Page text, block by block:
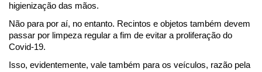
higienização das mãos.
Não para por aí, no entanto. Recintos e objetos também devem
passar por limpeza regular a fim de evitar a proliferação do
Covid-19.
Isso, evidentemente, vale também para os veículos, razão pela